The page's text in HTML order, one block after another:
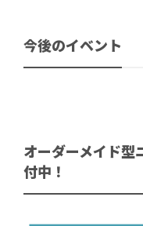
今後のイベント
オーダーメイド型
付中！